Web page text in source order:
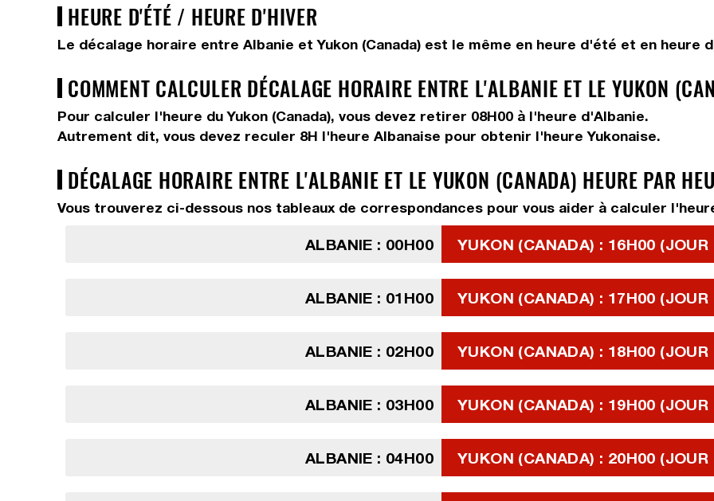
HEURE D'ÉTÉ / HEURE D'HIVER
Le décalage horaire entre Albanie et Yukon (Canada) est le même en heure d'été et en heure
COMMENT CALCULER DÉCALAGE HORAIRE ENTRE L'ALBANIE ET LE YUKON
Pour calculer l'heure du Yukon (Canada), vous devez retirer 08H00 à l'heure d'Albanie.
Autrement dit, vous devez reculer 8H l'heure Albanaise pour obtenir l'heure Yukonaise.
DÉCALAGE HORAIRE ENTRE L'ALBANIE ET LE YUKON (CANADA) HEURE PAR
Vous trouverez ci-dessous nos tableaux de correspondances pour vous aider à calculer
ALBANIE : 00H00 YUKON (CANADA) : 16H00 (JOUR
ALBANIE : 01H00 YUKON (CANADA) : 17H00 (JOUR
ALBANIE : 02H00 YUKON (CANADA) : 18H00 (JOUR
ALBANIE : 03H00 YUKON (CANADA) : 19H00 (JOUR
ALBANIE : 04H00 YUKON (CANADA) : 20H00 (JOUR